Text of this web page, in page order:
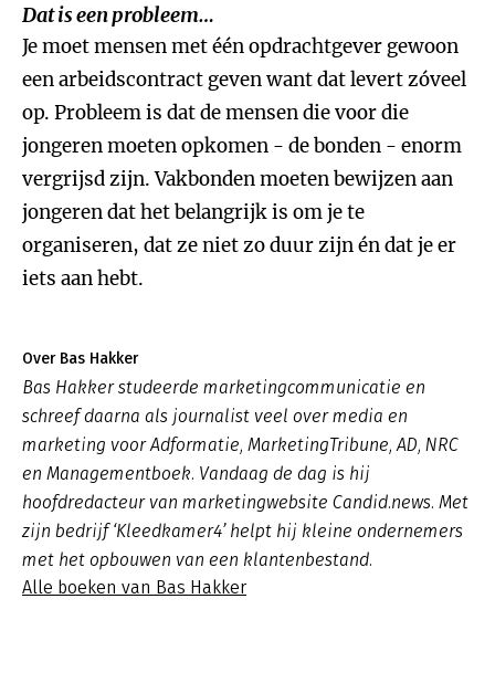
Dat is een probleem…
Je moet mensen met één opdrachtgever gewoon
een arbeidscontract geven want dat levert zóveel
op. Probleem is dat de mensen die voor die
jongeren moeten opkomen - de bonden - enorm
vergrijsd zijn. Vakbonden moeten bewijzen aan
jongeren dat het belangrijk is om je te
organiseren, dat ze niet zo duur zijn én dat je er
iets aan hebt.
Over Bas Hakker
Bas Hakker studeerde marketingcommunicatie en
schreef daarna als journalist veel over media en
marketing voor Adformatie, MarketingTribune, AD, NRC
en Managementboek. Vandaag de dag is hij
hoofdredacteur van marketingwebsite Candid.news. Met
zijn bedrijf ‘Kleedkamer4’ helpt hij kleine ondernemers
met het opbouwen van een klantenbestand.
Alle boeken van Bas Hakker